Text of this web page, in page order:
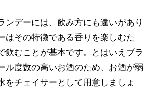
ンデーには、飲み方にも違いがあり
はその特徴である香りを楽しむた
飲むことが基本です。とはいえブラ
ル度数の高いお酒のため、お酒が弱
をチェイサーとして用意しましょ